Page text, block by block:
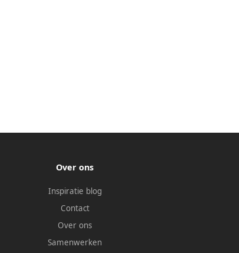
Over ons
Inspiratie blog
Contact
Over ons
Samenwerken